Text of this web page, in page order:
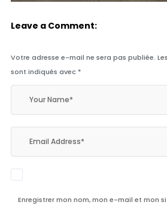
Leave a Comment:
Votre adresse e-mail ne sera pas publiée.
sont indiqués avec *
Enregistrer mon nom, mon e-mail et mon